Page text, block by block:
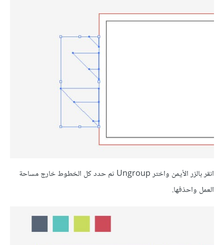
انقر بالزر الأيمن واختر Ungroup ثم حدد كل الخطوط خارج مساحة
العمل واحذفها.